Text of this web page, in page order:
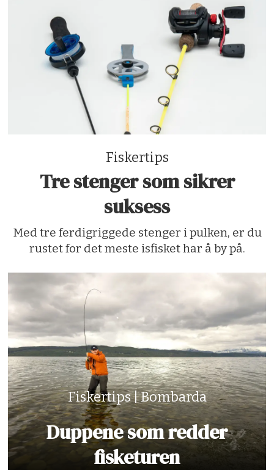
Fiskertips
Tre stenger som sikrer
suksess
Med tre ferdigriggede stenger i pulken, er du
rustet for det meste isfisket har å by på.
Fiskertips | Bombarda
Duppene som redder
fisketuren